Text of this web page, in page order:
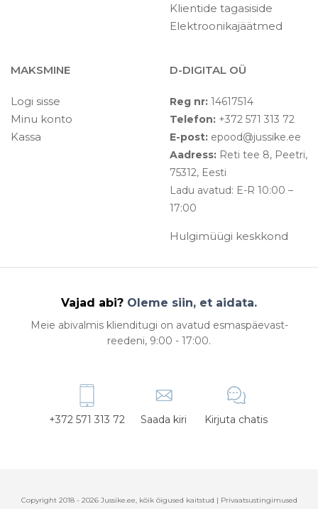
Klientide tagasiside
Elektroonikajäätmed
MAKSMINE
Logi sisse
Minu konto
Kassa
D-DIGITAL OÜ
Reg nr: 14617514
Telefon: +372 571 313 72
E-post: epood@jussike.ee
Aadress: Reti tee 8, Peetri,
75312, Eesti
Ladu avatud: E-R 10:00 –
17:00
Hulgimüügi keskkond
Vajad abi? Oleme siin, et aidata.
Meie abivalmis klienditugi on avatud esmaspäevast-
reedeni, 9:00 - 17:00.
+372 571 313 72 Saada kiri Kirjuta chatis
Copyright 2018 - 2026 Jussike.ee, kõik õigused kaitstud | Privaatsustingimused